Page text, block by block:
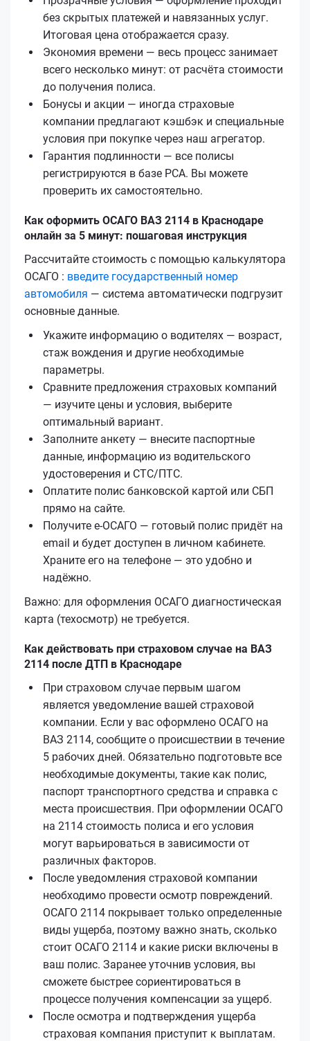
без скрытых платежей и навязанных услуг.
Итоговая цена отображается сразу.
Экономия времени — весь процесс занимает
всего несколько минут: от расчёта стоимости
до получения полиса.
Бонусы и акции — иногда страховые
компании предлагают кэшбэк и специальные
условия при покупке через наш агрегатор.
Гарантия подлинности — все полисы
регистрируются в базе РСА. Вы можете
проверить их самостоятельно.
Как оформить ОСАГО ВАЗ 2114 в Краснодаре
онлайн за 5 минут: пошаговая инструкция
Рассчитайте стоимость с помощью калькулятора
ОСАГО : введите государственный номер
автомобиля — система автоматически подгрузит
основные данные.
Укажите информацию о водителях — возраст,
стаж вождения и другие необходимые
параметры.
Сравните предложения страховых компаний
— изучите цены и условия, выберите
оптимальный вариант.
Заполните анкету — внесите паспортные
данные, информацию из водительского
удостоверения и СТС/ПТС.
Оплатите полис банковской картой или СБП
прямо на сайте.
Получите е‑ОСАГО — готовый полис придёт на
email и будет доступен в личном кабинете.
Храните его на телефоне — это удобно и
надёжно.
Важно: для оформления ОСАГО диагностическая
карта (техосмотр) не требуется.
Как действовать при страховом случае на ВАЗ
2114 после ДТП в Краснодаре
При страховом случае первым шагом
является уведомление вашей страховой
компании. Если у вас оформлено ОСАГО на
ВАЗ 2114, сообщите о происшествии в течение
5 рабочих дней. Обязательно подготовьте все
необходимые документы, такие как полис,
паспорт транспортного средства и справка с
места происшествия. При оформлении ОСАГО
на 2114 стоимость полиса и его условия
могут варьироваться в зависимости от
различных факторов.
После уведомления страховой компании
необходимо провести осмотр повреждений.
ОСАГО 2114 покрывает только определенные
виды ущерба, поэтому важно знать, сколько
стоит ОСАГО 2114 и какие риски включены в
ваш полис. Заранее уточнив условия, вы
сможете быстрее сориентироваться в
процессе получения компенсации за ущерб.
После осмотра и подтверждения ущерба
страховая компания приступит к выплатам.